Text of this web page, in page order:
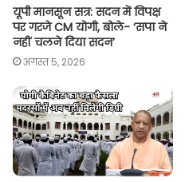
यूपी मानसून सत्र: सदन में विपक्ष
पर गरजे CM योगी, बोले- ‘सपा ने
नहीं चलने दिया सदन’
अगस्त 5, 2026